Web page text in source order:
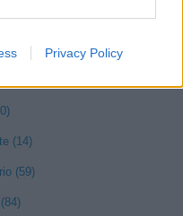
Privacy Policy
(118)
(14)
(59)